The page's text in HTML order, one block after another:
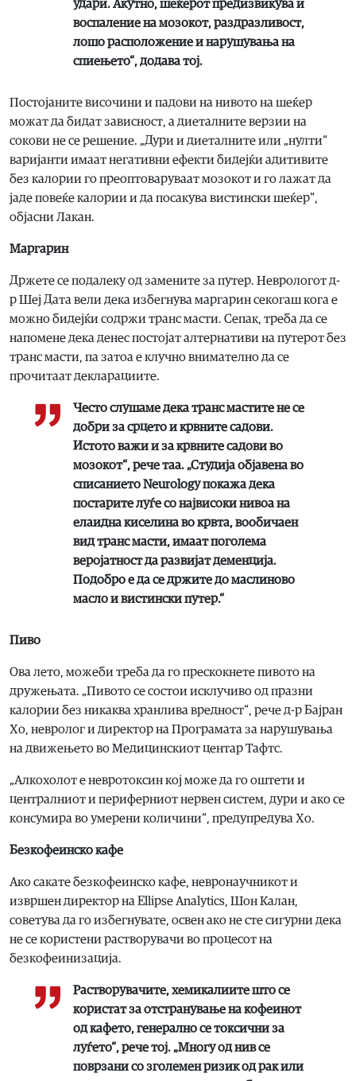
удари. Акутно, шеќерот предизвикува и
воспаление на мозокот, раздразливост,
лошо расположение и нарушувања на
спиењето“, додава тој.
Постојаните височини и падови на нивото на шеќер
можат да бидат зависност, а диеталните верзии на
сокови не се решение. „Дури и диеталните или „нулти“
варијанти имаат негативни ефекти бидејќи адитивите
без калории го преоптоваруваат мозокот и го лажат да
јаде повеќе калории и да посакува вистински шеќер“,
објасни Лакан.
Маргарин
Држете се подалеку од замените за путер. Неврологот д-
р Шеј Дата вели дека избегнува маргарин секогаш кога е
можно бидејќи содржи транс масти. Сепак, треба да се
напомене дека денес постојат алтернативи на путерот без
транс масти, па затоа е клучно внимателно да се
прочитаат декларациите.
Често слушаме дека транс мастите не се
добри за срцето и крвните садови.
Истото важи и за крвните садови во
мозокот“, рече таа. „Студија објавена во
списанието Neurology покажа дека
постарите луѓе со највисоки нивоа на
елаидна киселина во крвта, вообичаен
вид транс масти, имаат поголема
веројатност да развијат деменција.
Подобро е да се држите до маслиново
масло и вистински путер.“
Пиво
Ова лето, можеби треба да го прескокнете пивото на
дружењата. „Пивото се состои исклучиво од празни
калории без никаква хранлива вредност“, рече д-р Бајран
Хо, невролог и директор на Програмата за нарушувања
на движењето во Медицинскиот центар Тафтс.
„Алкохолот е невротоксин кој може да го оштети и
централниот и периферниот нервен систем, дури и ако се
консумира во умерени количини“, предупредува Хо.
Безкофеинско кафе
Ако сакате безкофеинско кафе, невронаучникот и
извршен директор на Ellipse Analytics, Шон Калан,
советува да го избегнувате, освен ако не сте сигурни дека
не се користени растворувачи во процесот на
безкофеинизација.
Растворувачите, хемикалиите што се
користат за отстранување на кофеинот
од кафето, генерално се токсични за
луѓето“, рече тој. „Многу од нив се
поврзани со зголемен ризик од рак или